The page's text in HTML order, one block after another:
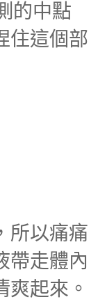
的中點
住這個部
所以痛痛
帶走體內
爽起來。